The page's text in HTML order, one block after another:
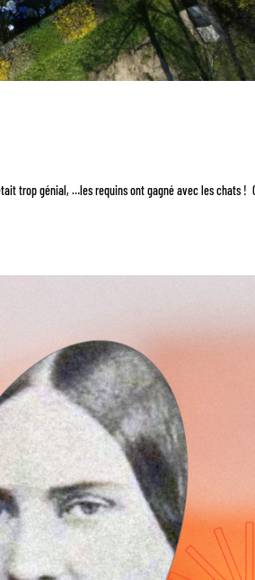
trop génial, …les requins ont gagné avec les chats !